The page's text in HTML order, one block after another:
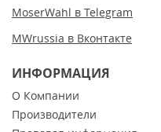
MoserWahl в Telegram
MWrussia в Вконтакте
ИНФОРМАЦИЯ
О Компании
Производители